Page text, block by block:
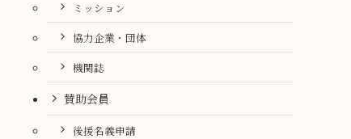
ミッション
協力企業・団体
機関誌
賛助会員
後援名義申請